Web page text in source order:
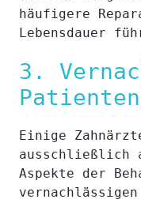
häufigere
Lebensdauer
3.
Einige
ausschließlich
Aspekte der